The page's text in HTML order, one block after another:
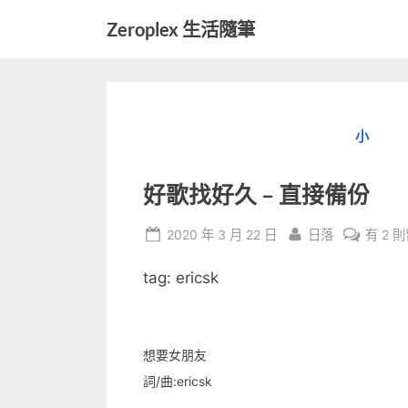
Zeroplex 生活隨筆
小
好歌找好久 – 直接備份
Posted
2020 年 3 月 22 日 By
日落
在
有 2
tag: ericsk
想要女朋友
詞/曲:ericsk